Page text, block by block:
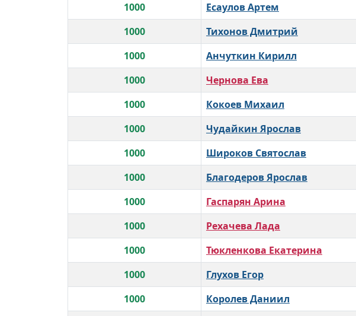
1000
Есаулов Артем
1000
Тихонов Дмитрий
1000
Анчуткин Кирилл
1000
Чернова Ева
1000
Кокоев Михаил
1000
Чудайкин Ярослав
1000
Широков Святослав
1000
Благодеров Ярослав
1000
Гаспарян Арина
1000
Рехачева Лада
1000
Тюкленкова Екатерина
1000
Глухов Егор
1000
Королев Даниил